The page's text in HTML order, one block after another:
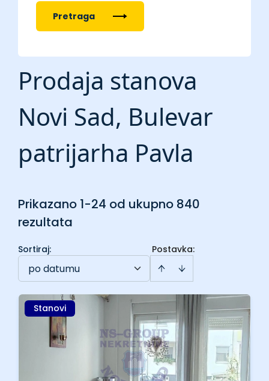
Pretraga
Prodaja stanova
Novi Sad, Bulevar
patrijarha Pavla
Prikazano 1-24 od ukupno 840
rezultata
Postavka:
Sortiraj:
po datumu
Stanovi